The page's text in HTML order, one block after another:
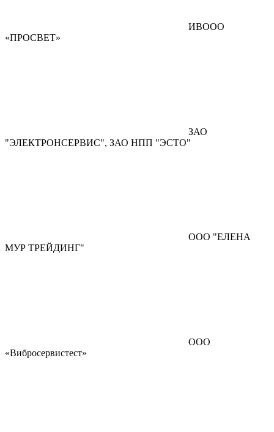
ИВООО
«ПРОСВЕТ»
ЗАО
"ЭЛЕКТРОНСЕРВИС", ЗАО НПП "ЭСТО"
ООО "ЕЛЕНА
МУР ТРЕЙДИНГ"
ООО
«Вибросервистест»